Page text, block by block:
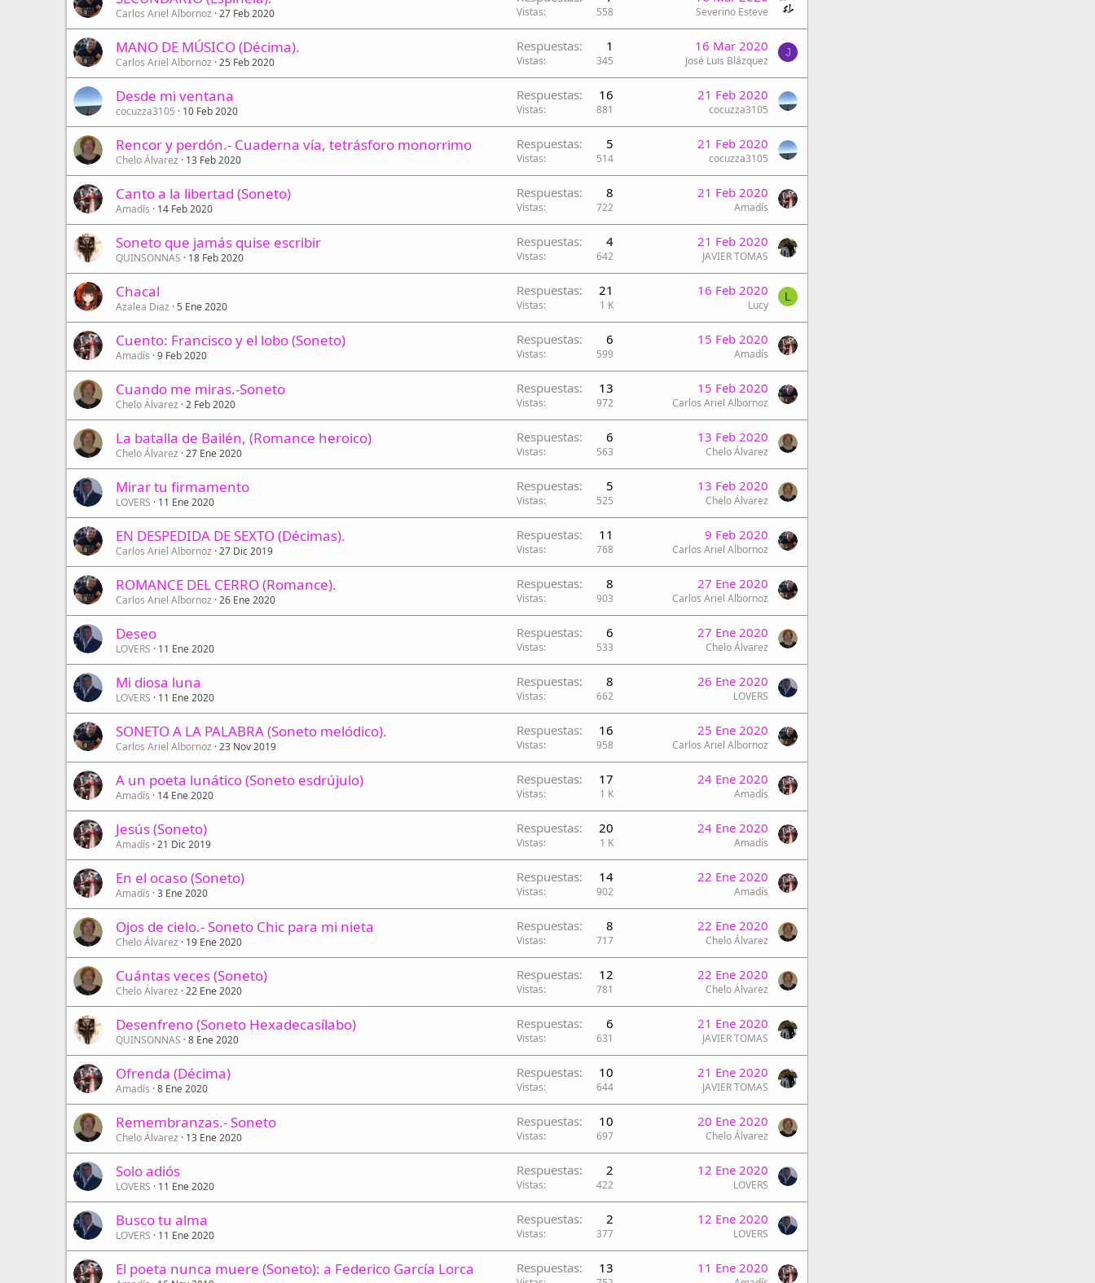
Carlos Ariel Albornoz 27 Feb 2020 Vistas 558 Severino Esteve
MANO DE MÚSICO (Décima).
Carlos Ariel Albornoz 25 Feb 2020
Respuestas 1
Vistas 345
16 Mar 2020
José Luis Blázquez
J
Desde mi ventana
cocuzza3105 10 Feb 2020
Respuestas 16
Vistas 881
21 Feb 2020
cocuzza3105
Rencor y perdón.- Cuaderna vía, tetrásforo monorrimo
Chelo Álvarez 13 Feb 2020
Respuestas 5
Vistas 514
21 Feb 2020
cocuzza3105
Canto a la libertad (Soneto)
Amadís 14 Feb 2020
Respuestas 8
Vistas 722
21 Feb 2020
Amadís
Soneto que jamás quise escribir
QUINSONNAS 18 Feb 2020
Respuestas 4
Vistas 642
21 Feb 2020
JAVIER TOMAS
Chacal
Azalea Diaz 5 Ene 2020
Respuestas 21
Vistas 1 K
16 Feb 2020
Lucy
L
Cuento: Francisco y el lobo (Soneto)
Amadís 9 Feb 2020
Respuestas 6
Vistas 599
15 Feb 2020
Amadís
Cuando me miras.-Soneto
Chelo Álvarez 2 Feb 2020
Respuestas 13
Vistas 972
15 Feb 2020
Carlos Ariel Albornoz
La batalla de Bailén, (Romance heroico)
Chelo Álvarez 27 Ene 2020
Respuestas 6
Vistas 563
13 Feb 2020
Chelo Álvarez
Mirar tu firmamento
LOVERS 11 Ene 2020
Respuestas 5
Vistas 525
13 Feb 2020
Chelo Álvarez
EN DESPEDIDA DE SEXTO (Décimas).
Carlos Ariel Albornoz 27 Dic 2019
Respuestas 11
Vistas 768
9 Feb 2020
Carlos Ariel Albornoz
ROMANCE DEL CERRO (Romance).
Carlos Ariel Albornoz 26 Ene 2020
Respuestas 8
Vistas 903
27 Ene 2020
Carlos Ariel Albornoz
Deseo
LOVERS 11 Ene 2020
Respuestas 6
Vistas 533
27 Ene 2020
Chelo Álvarez
Mi diosa luna
LOVERS 11 Ene 2020
Respuestas 8
Vistas 662
26 Ene 2020
LOVERS
SONETO A LA PALABRA (Soneto melódico).
Carlos Ariel Albornoz 23 Nov 2019
Respuestas 16
Vistas 958
25 Ene 2020
Carlos Ariel Albornoz
A un poeta lunático (Soneto esdrújulo)
Amadís 14 Ene 2020
Respuestas 17
Vistas 1 K
24 Ene 2020
Amadís
Jesús (Soneto)
Amadís 21 Dic 2019
Respuestas 20
Vistas 1 K
24 Ene 2020
Amadís
En el ocaso (Soneto)
Amadís 3 Ene 2020
Respuestas 14
Vistas 902
22 Ene 2020
Amadís
Ojos de cielo.- Soneto Chic para mi nieta
Chelo Álvarez 19 Ene 2020
Respuestas 8
Vistas 717
22 Ene 2020
Chelo Álvarez
Cuántas veces (Soneto)
Chelo Álvarez 22 Ene 2020
Respuestas 12
Vistas 781
22 Ene 2020
Chelo Álvarez
Desenfreno (Soneto Hexadecasílabo)
QUINSONNAS 8 Ene 2020
Respuestas 6
Vistas 631
21 Ene 2020
JAVIER TOMAS
Ofrenda (Décima)
Amadís 8 Ene 2020
Respuestas 10
Vistas 644
21 Ene 2020
JAVIER TOMAS
Remembranzas.- Soneto
Chelo Álvarez 13 Ene 2020
Respuestas 10
Vistas 697
20 Ene 2020
Chelo Álvarez
Solo adiós
LOVERS 11 Ene 2020
Respuestas 2
Vistas 422
12 Ene 2020
LOVERS
Busco tu alma
LOVERS 11 Ene 2020
Respuestas 2
Vistas 377
12 Ene 2020
LOVERS
El poeta nunca muere (Soneto): a Federico García Lorca Respuestas 13 11 Ene 2020